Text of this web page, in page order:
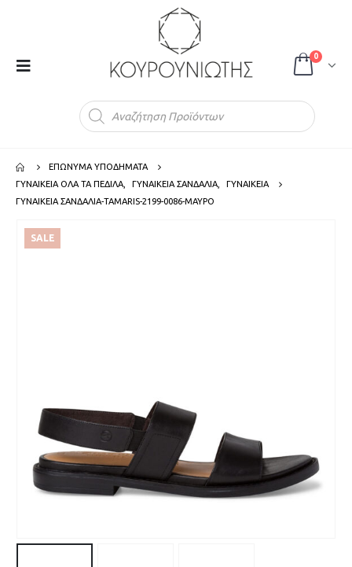
0
ΕΠΩΝΥΜΑ ΥΠΟΔΗΜΑΤΑ
ΓΥΝΑΙΚΕΙΑ ΟΛΑ ΤΑ ΠΕΔΙΛΑ
ΓΥΝΑΙΚΕΙΑ ΣΑΝΔΑΛΙΑ
ΓΥΝΑΙΚΕΙΑ
ΓΥΝΑΙΚΕΙΑ ΣΑΝΔΑΛΙΑ-TAMARIS-2199-0086-ΜΑΥΡΟ
SALE